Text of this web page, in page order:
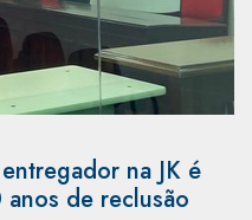
na JK é
de reclusão